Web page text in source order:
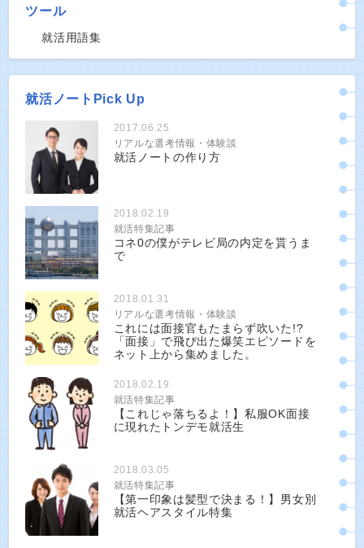
ツール
就活用語集
就活ノートPick Up
2017.06.25
リアルな選考情報・体験談
就活ノートの作り方
2018.02.19
就活特集記事
コネ0の僕がテレビ局の内定を貰うま
で
2018.01.31
リアルな選考情報・体験談
これには面接官もたまらず吹いた!?
「面接」で飛び出た爆笑エピソードを
ネット上から集めました。
2018.02.19
就活特集記事
【これじゃ落ちるよ！】私服OK面接
に現れたトンデモ就活生
2018.03.05
就活特集記事
【第一印象は髪型で決まる！】男女別
就活ヘアスタイル特集